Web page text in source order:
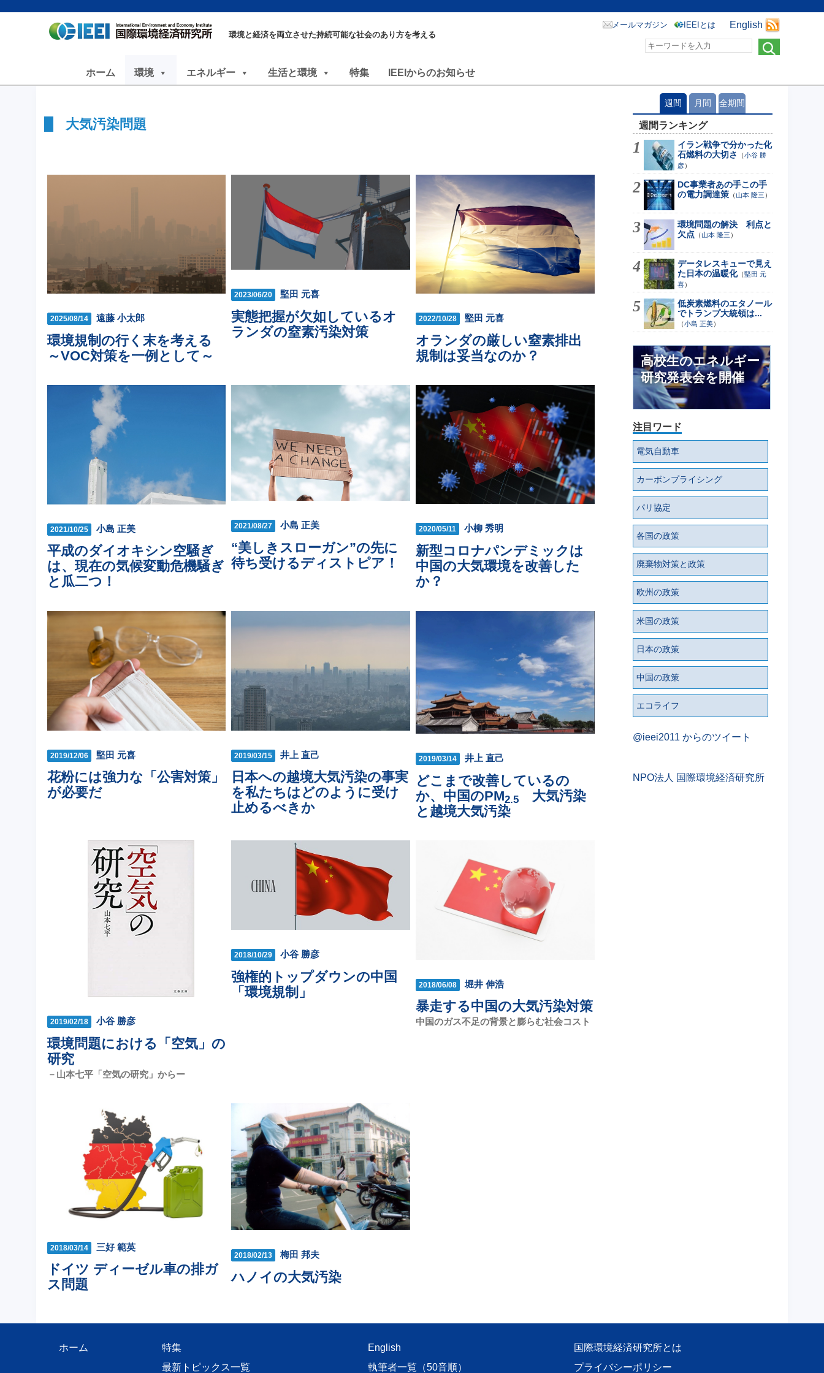
環境と経済を両立させた持続可能な社会のあり方を考える
English
メールマガジン IEEIとは
ホーム 環境 エネルギー 生活と環境 特集 IEEIからのお知らせ
大気汚染問題
2025/08/14 遠藤 小太郎
環境規制の行く末を考える
～VOC対策を一例として～
2023/06/20 堅田 元喜
実態把握が欠如しているオ
ランダの窒素汚染対策
2022/10/28 堅田 元喜
オランダの厳しい窒素排出
規制は妥当なのか？
2021/10/25 小島 正美
平成のダイオキシン空騒ぎ
は、現在の気候変動危機騒ぎ
と瓜二つ！
2021/08/27 小島 正美
“美しきスローガン”の先に
待ち受けるディストピア！
2020/05/11 小柳 秀明
新型コロナパンデミックは
中国の大気環境を改善した
か？
2019/12/06 堅田 元喜
花粉には強力な「公害対策」
が必要だ
2019/03/15 井上 直己
日本への越境大気汚染の事実
を私たちはどのように受け
止めるべきか
2019/03/14 井上 直己
どこまで改善しているの
か、中国のPM2.5
大気汚染
と越境大気汚染
2019/02/18 小谷 勝彦
環境問題における「空気」の
研究
－山本七平「空気の研究」からー
2018/10/29 小谷 勝彦
強権的トップダウンの中国
「環境規制」
2018/06/08 堀井 伸浩
暴走する中国の大気汚染対策
中国のガス不足の背景と膨らむ社会コスト
2018/03/14 三好 範英
ドイツ ディーゼル車の排ガ
ス問題
2018/02/13 梅田 邦夫
ハノイの大気汚染
週間 月間 全期間
週間ランキング
イラン戦争で分かった化
石燃料の大切さ
（小谷 勝
彦）
DC事業者あの手この手
の電力調達策 （山本 隆三 ）
環境問題の解決 利点と
欠点 （山本 隆三 ）
データレスキューで見え
た日本の温暖化（堅田 元
喜）
低炭素燃料のエタノール
でトランプ大統領は...
（小島 正美）
高校生のエネルギー
研究発表会を開催
注目ワード
電気自動車
カーボンプライシング
パリ協定
各国の政策
廃棄物対策と政策
欧州の政策
米国の政策
日本の政策
中国の政策
エコライフ
@ieei2011 からのツイート
NPO法人 国際環境経済研究所
ホーム
特集
最新トピックス一覧
English
執筆者一覧（50音順）
国際環境経済研究所とは
プライバシーポリシー